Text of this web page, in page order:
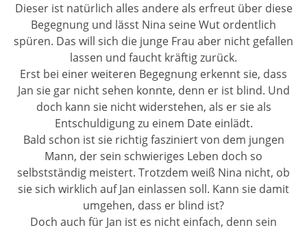
Dieser ist natürlich alles andere als erfreut über diese
Begegnung und lässt Nina seine Wut ordentlich
spüren. Das will sich die junge Frau aber nicht gefallen
lassen und faucht kräftig zurück.
Erst bei einer weiteren Begegnung erkennt sie, dass
Jan sie gar nicht sehen konnte, denn er ist blind. Und
doch kann sie nicht widerstehen, als er sie als
Entschuldigung zu einem Date einlädt.
Bald schon ist sie richtig fasziniert von dem jungen
Mann, der sein schwieriges Leben doch so
selbstständig meistert. Trotzdem weiß Nina nicht, ob
sie sich wirklich auf Jan einlassen soll. Kann sie damit
umgehen, dass er blind ist?
Doch auch für Jan ist es nicht einfach, denn sein